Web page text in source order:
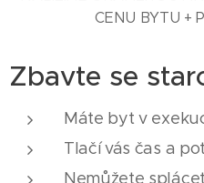
CENU BYTU +
Zbavte se
Máte byt v
Tlačí vás čas a
Nemůžete